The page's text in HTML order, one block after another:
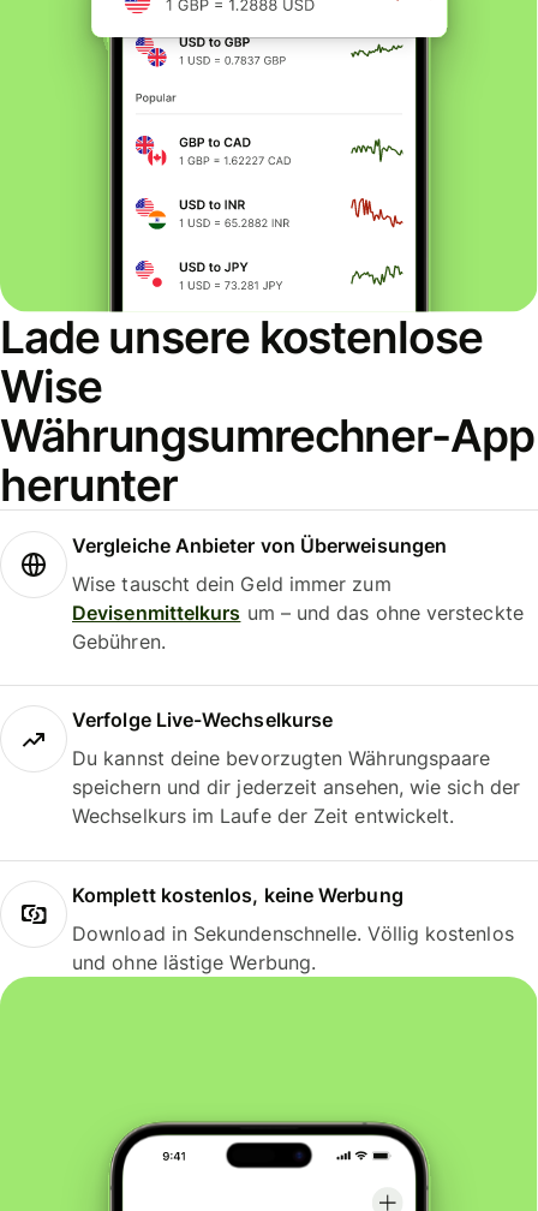
Lade unsere kostenlose
Wise
Währungsumrechner-App
herunter
Vergleiche Anbieter von Überweisungen
Wise tauscht dein Geld immer zum
Devisenmittelkurs um – und das ohne versteckte
Gebühren.
Verfolge Live-Wechselkurse
Du kannst deine bevorzugten Währungspaare
speichern und dir jederzeit ansehen, wie sich der
Wechselkurs im Laufe der Zeit entwickelt.
Komplett kostenlos, keine Werbung
Download in Sekundenschnelle. Völlig kostenlos
und ohne lästige Werbung.